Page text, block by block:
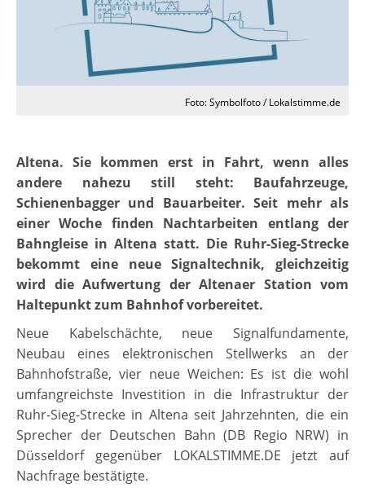
Foto: Symbolfoto / Lokalstimme.de
Altena. Sie kommen erst in Fahrt, wenn alles
andere nahezu still steht: Baufahrzeuge,
Schienenbagger und Bauarbeiter. Seit mehr als
einer Woche finden Nachtarbeiten entlang der
Bahngleise in Altena statt. Die Ruhr-Sieg-Strecke
bekommt eine neue Signaltechnik, gleichzeitig
wird die Aufwertung der Altenaer Station vom
Haltepunkt zum Bahnhof vorbereitet.
Neue Kabelschächte, neue Signalfundamente,
Neubau eines elektronischen Stellwerks an der
Bahnhofstraße, vier neue Weichen: Es ist die wohl
umfangreichste Investition in die Infrastruktur der
Ruhr-Sieg-Strecke in Altena seit Jahrzehnten, die ein
Sprecher der Deutschen Bahn (DB Regio NRW) in
Düsseldorf gegenüber LOKALSTIMME.DE jetzt auf
Nachfrage bestätigte.